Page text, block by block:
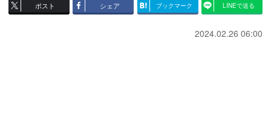
ポスト シェア ブックマーク LINEで送る
2024.02.26 06:00